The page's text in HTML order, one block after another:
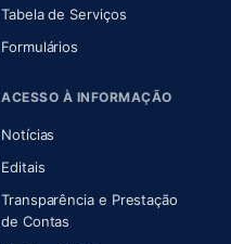
Tabela de Serviços
Formulários
ACESSO À INFORMAÇÃO
Notícias
Editais
Transparência e Prestação
de Contas